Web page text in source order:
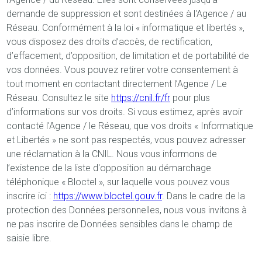
demande de suppression et sont destinées à l'Agence / au
Réseau. Conformément à la loi « informatique et libertés »,
vous disposez des droits d’accès, de rectification,
d’effacement, d’opposition, de limitation et de portabilité de
vos données. Vous pouvez retirer votre consentement à
tout moment en contactant directement l’Agence / Le
Réseau. Consultez le site https://cnil.fr/fr pour plus
d’informations sur vos droits. Si vous estimez, après avoir
contacté l'Agence / le Réseau, que vos droits « Informatique
et Libertés » ne sont pas respectés, vous pouvez adresser
une réclamation à la CNIL. Nous vous informons de
l’existence de la liste d'opposition au démarchage
téléphonique « Bloctel », sur laquelle vous pouvez vous
inscrire ici : https://www.bloctel.gouv.fr. Dans le cadre de la
protection des Données personnelles, nous vous invitons à
ne pas inscrire de Données sensibles dans le champ de
saisie libre.